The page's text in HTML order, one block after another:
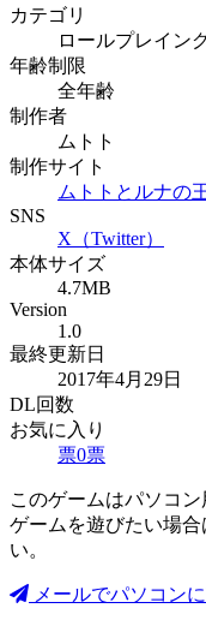
カテゴリ
ロールプレイン
年齢制限
全年齢
制作者
ムトト
制作サイト
ムトトとルナの
SNS
X（Twitter）
本体サイズ
4.7MB
Version
1.0
最終更新日
2017年4月29日
DL回数
お気に入り
票0票
このゲームはパソコ
ゲームを遊びたい場
い。
メールでパソコン